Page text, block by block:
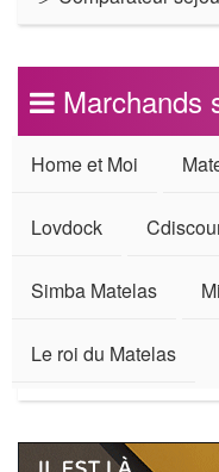
Marchands
Home et Moi
Lovdock
Simba Matelas
Le roi du Matelas